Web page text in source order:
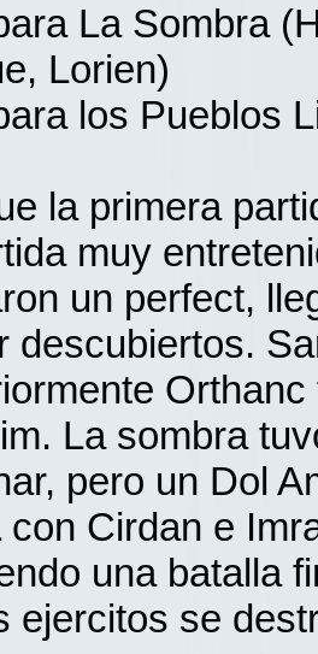
La Sombra
Lorien)
los Pueblos
la primera
muy
un perfect,
descubiertos.
La sombra
pero un Dol
con Cirdan e
una batalla
ejercitos se